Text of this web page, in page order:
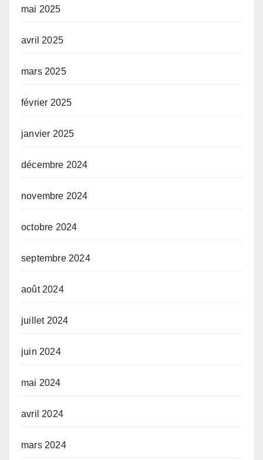
mai 2025
avril 2025
mars 2025
février 2025
janvier 2025
décembre 2024
novembre 2024
octobre 2024
septembre 2024
août 2024
juillet 2024
juin 2024
mai 2024
avril 2024
mars 2024